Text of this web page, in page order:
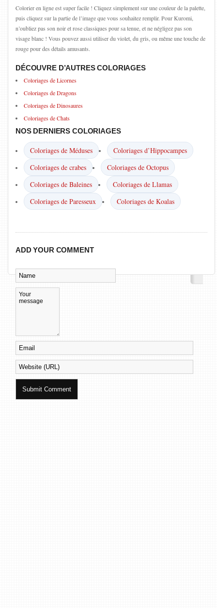
Colorier en ligne est super facile ! Cliquez simplement sur une couleur de la palette,
puis cliquez sur la partie de l’image que vous souhaitez remplir. Pour Kuromi,
n’oubliez pas son noir et rose classiques pour sa tenue, et ne négligez pas son
visage blanc ! Vous pouvez aussi utiliser du violet, du gris, ou même une touche de
rouge pour des détails amusants.
DÉCOUVRE D’AUTRES COLORIAGES
Coloriages de Licornes
Coloriages de Dragons
Coloriages de Dinosaures
Coloriages de Chats
NOS DERNIERS COLORIAGES
Coloriages de Méduses
Coloriages d’Hippocampes
Coloriages de crabes
Coloriages de Octopus
Coloriages de Baleines
Coloriages de Llamas
Coloriages de Paresseux
Coloriages de Koalas
ADD YOUR COMMENT